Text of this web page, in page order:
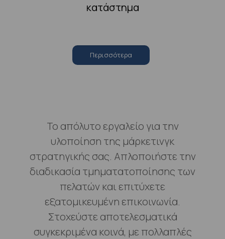
κατάστημα
Περισσότερα
Το απόλυτο εργαλείο για την
υλοποίηση της μάρκετινγκ
στρατηγικής σας. Απλοποιήστε την
διαδικασία τμηματατοποίησης των
πελατών και επιτύχετε
εξατομικευμένη επικοινωνία.
Στοχεύστε αποτελεσματικά
συγκεκριμένα κοινά, με πολλαπλές